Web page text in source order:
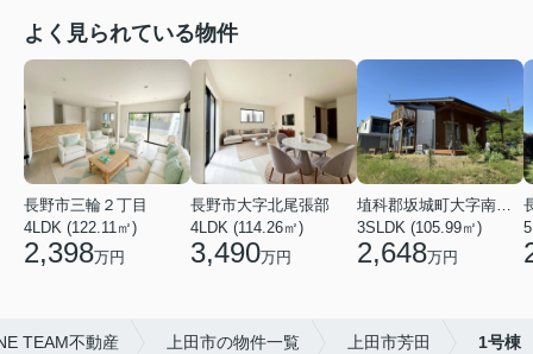
よく見られている物件
長野市三輪２丁目
4LDK (122.11㎡)
2,398万円
長野市大字北尾張部
4LDK (114.26㎡)
3,490万円
埴科郡坂城町大字南条鼠団地
3SLDK (105.99㎡)
2,648万円
TEAM不動産 上田市の物件一覧 上田市芳田 1号棟